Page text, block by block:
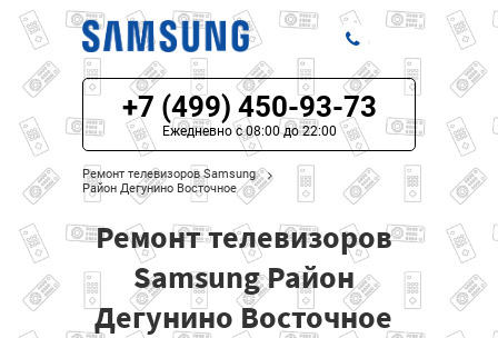
ЦЕНЫ НА РЕМОНТ
О СЕРВИСЕ
МОДЕЛИ SAMSUNG
НАШИ КОНТАКТЫ
+7 (499) 450-93-73
Ежедневно с 08:00 до 22:00
Ремонт телевизоров Samsung
Район Дегунино Восточное
Ремонт телевизоров
Samsung Район
Дегунино Восточное